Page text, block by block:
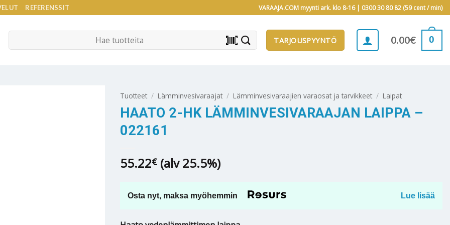
REFERENSSIT VARAAJA.COM myynti ark. klo 8-16 | 0300 30 80 82 (59 cent / min)
barcode_scanner TARJOUSPYYNTÖ 0.00€ 0
Tuotteet / Lämminvesivaraajat / Lämminvesivaraajien varaosat ja tarvikkeet / Laipat
HAATO 2-HK LÄMMINVESIVARAAJAN LAIPPA –
022161
55.22€ (alv 25.5%)
Osta nyt, maksa myöhemmin Lue lisää